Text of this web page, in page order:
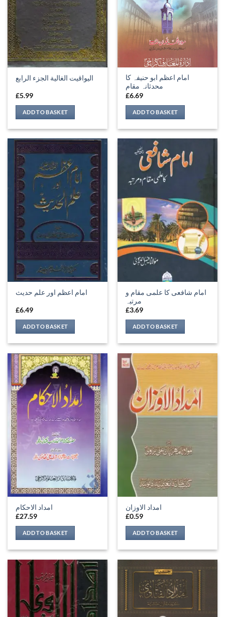
اليواقيت الغالية الجزء الرابع
£5.99
ADD TO BASKET
امام اعظم ابو حنیفہ کا
محدثانہ مقام
£6.69
ADD TO BASKET
امام اعظم اور علم حدیث
£6.49
ADD TO BASKET
امام شافعی کا علمی مقام و
مرتبہ
£3.69
ADD TO BASKET
امداد الاحکام
£27.59
ADD TO BASKET
امداد الاوزان
£0.59
ADD TO BASKET